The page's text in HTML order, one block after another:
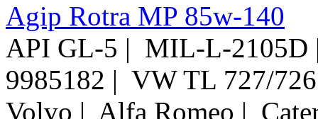
Agip Rotra MP 85w-140
API GL-5 | MIL-L-
9985182 | VW TL 727/
Volvo | Alfa Romeo |